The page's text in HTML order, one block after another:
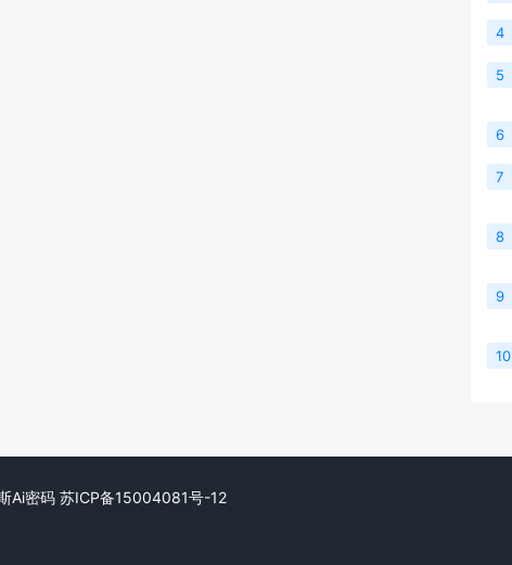
4
5
6
7
8
9
10
Ai密码 苏ICP备15004081号-12